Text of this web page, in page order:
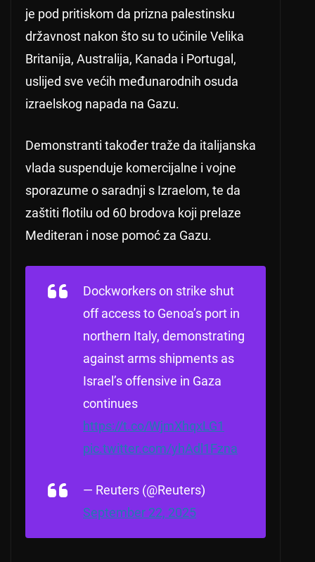
je pod pritiskom da prizna palestinsku
državnost nakon što su to učinile Velika
Britanija, Australija, Kanada i Portugal,
uslijed sve većih međunarodnih osuda
izraelskog napada na Gazu.
Demonstranti također traže da italijanska
vlada suspenduje komercijalne i vojne
sporazume o saradnji s Izraelom, te da
zaštiti flotilu od 60 brodova koji prelaze
Mediteran i nose pomoć za Gazu.
Dockworkers on strike shut
off access to Genoa’s port in
northern Italy, demonstrating
against arms shipments as
Israel’s offensive in Gaza
continues
https://t.co/WjmXhqxLG1
pic.twitter.com/yhAdl1Fzna
— Reuters (@Reuters)
September 22, 2025